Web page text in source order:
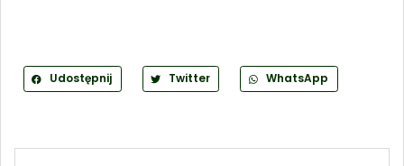
Udostępnij Twitter WhatsApp